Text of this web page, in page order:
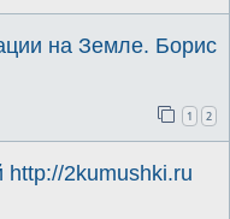
на Земле. Борис
1 2
2kumushki.ru